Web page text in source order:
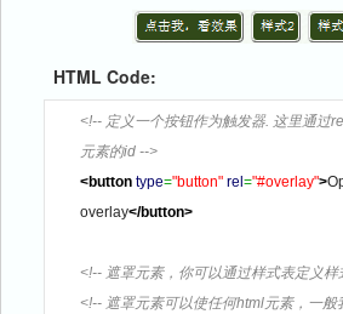
HTML Code:
<!-- 定义一个按钮作为触发器. 这里通过
元素的id -->
<button type="button" rel ="#overlay">
overlay</button>
<!-- 遮罩元素，你可以通过样式表定义样
<!-- 遮罩元素可以使任何html元素，一